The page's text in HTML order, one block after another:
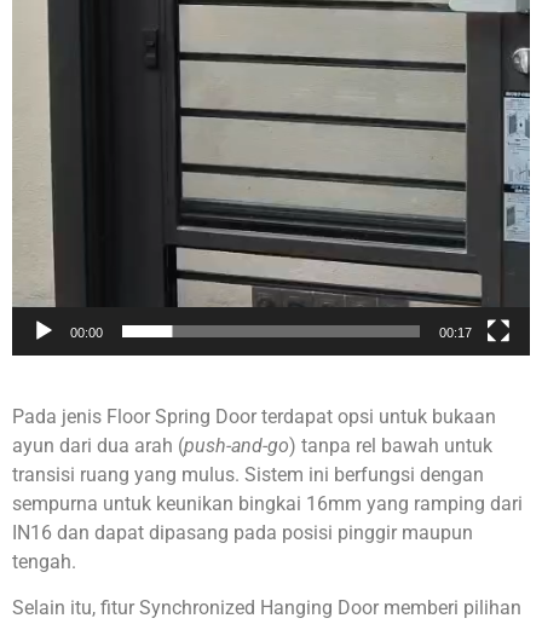
00:00 00:17
Pada jenis Floor Spring Door terdapat opsi untuk bukaan
ayun dari dua arah (push-and-go) tanpa rel bawah untuk
transisi ruang yang mulus. Sistem ini berfungsi dengan
sempurna untuk keunikan bingkai 16mm yang ramping dari
IN16 dan dapat dipasang pada posisi pinggir maupun
tengah.
Selain itu, fitur Synchronized Hanging Door memberi pilihan